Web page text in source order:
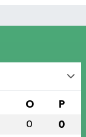
O P
0 0